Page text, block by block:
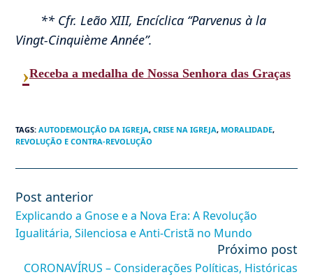
** Cfr. Leão XIII, Encíclica “Parvenus à la
Vingt-Cinquième Année”.
›Receba a medalha de Nossa Senhora das Graças
TAGS:AUTODEMOLIÇÃO DA IGREJA, CRISE NA IGREJA, MORALIDADE,
REVOLUÇÃO E CONTRA-REVOLUÇÃO
Leia
mais
artigos
Post anterior
Explicando a Gnose e a Nova Era: A Revolução
Igualitária, Silenciosa e Anti-Cristã no Mundo
Próximo post
CORONAVÍRUS – Considerações Políticas, Históricas